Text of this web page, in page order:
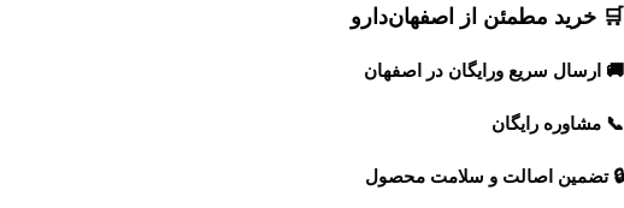
🛒 خرید مطمئن از اصفهان‌دارو
🚚 ارسال سریع ورایگان در اصفهان
📞 مشاوره رایگان
🔒 تضمین اصالت و سلامت محصول